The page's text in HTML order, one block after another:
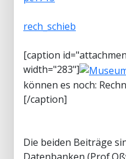
rech_schieb
[caption
width="283"]
können es noch:
[/caption]
Die beiden Beiträge